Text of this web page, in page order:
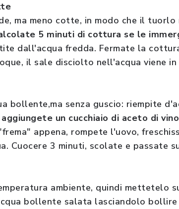
ma meno cotte, in modo che il
5 minuti di cottura se le
dall'acqua fredda. Fermate la
il sale disciolto nell'acqua viene
bollente,ma senza guscio: riempite
aggiungete un cucchiaio di aceto di
appena, rompete l'uovo,
Cuocere 3 minuti, scolate e passate
ambiente, quindi mettetelo
bollente salata lasciandolo bollire